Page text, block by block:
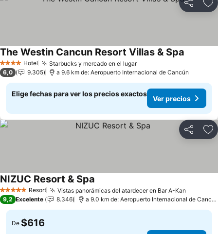
Compartir
4 EstrellasHotel Starbucks y mercado en el lugarVer precios
The Westin Cancun Resort Villas & Spa
6,0 9.305 a 9.6 km de: Aeropuerto Internacional de Cancún
Elige fechas para ver los precios exactos
Ver precios
Compartir
5 Estrellas Resort Vistas panorámicas del atardecer en Bar A-Kan
NIZUC Resort & Spa
9,2 Excelente 8.346 a 9.0 km de: Aeropuerto Internacional de Cancún
De $616